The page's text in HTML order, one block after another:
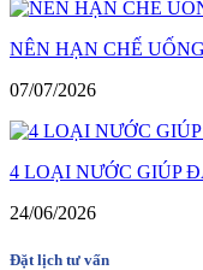
NÊN HẠN CHẾ
07/07/2026
4 LOẠI NƯỚC GIÚP
24/06/2026
Đặt lịch tư vấn